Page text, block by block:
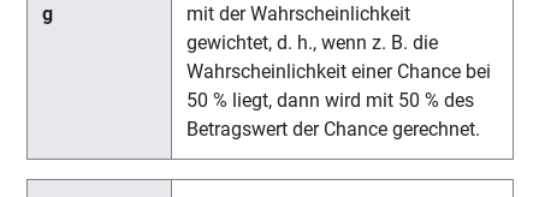
mit der Wahrscheinlichkeit
gewichtet, d. h., wenn z. B. die
Wahrscheinlichkeit einer Chance bei
50 % liegt, dann wird mit 50 % des
Betragswert der Chance gerechnet.